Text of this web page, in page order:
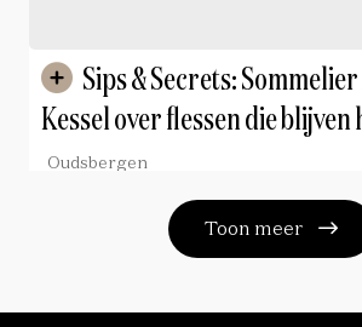
Kessel over flessen die blijven
Oudsbergen
Toon meer